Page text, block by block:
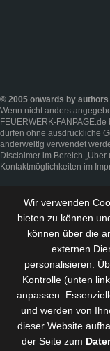
© 2005 onwards by authors
Wenn nicht anders
FEUERWERK-
dürfen ohne ausdrückliche
anderweitig verwendet
Disclaimer im Bereich „Über
Kontaktmöglichkeiten im
Wir verwenden
bieten zu können
können über die
externen
personalisieren.
Kontrolle (unten
anpassen.
und werden von
dieser Website
der Seite zum